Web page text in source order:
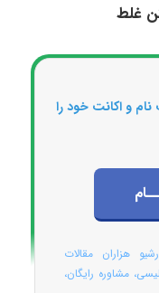
غلط
و اکانت خود را
هزاران مقالات
مشاوره رایگان،